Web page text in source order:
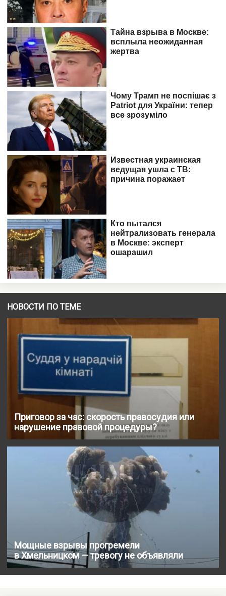
НОВОСТИ ПО ТЕМЕ
Приговор за час: скорость правосудия или
нарушение правовой процедуры?
Мощные взрывы прогремели
в Хмельницком — тревогу не объявляли